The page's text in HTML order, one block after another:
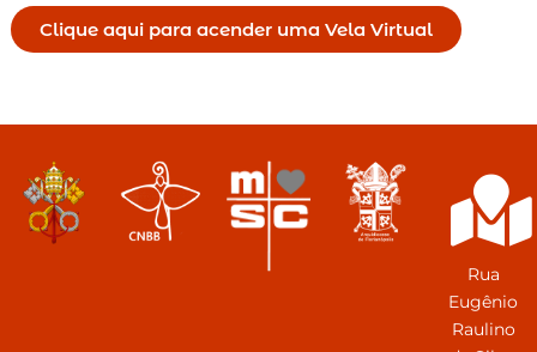
Clique aqui para acender uma Vela Virtual
Rua
Eugênio
Raulino